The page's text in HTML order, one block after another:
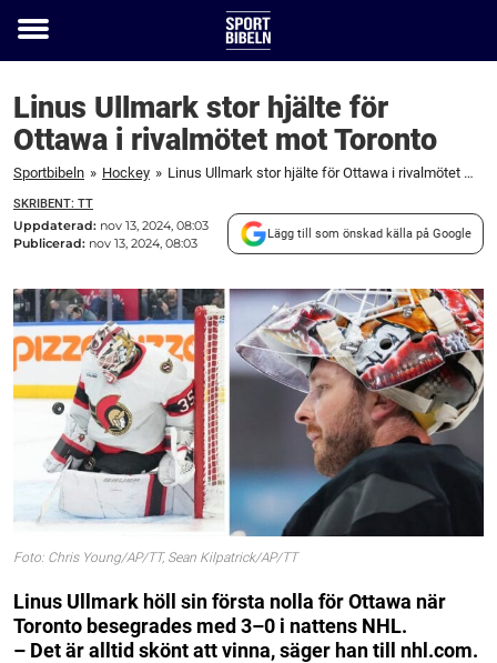
Toggle
Linus Ullmark stor hjälte för
Ottawa i rivalmötet mot Toronto
Sportbibeln » Hockey » Linus Ullmark stor hjälte för Ottawa i rivalmötet mot Toronto
SKRIBENT: TT
Uppdaterad: nov 13, 2024, 08:03
Publicerad: nov 13, 2024, 08:03
Lägg till som önskad källa på Google
Foto: Chris Young/AP/TT, Sean Kilpatrick/AP/TT
Linus Ullmark höll sin första nolla för Ottawa när
Toronto besegrades med 3–0 i nattens NHL.
– Det är alltid skönt att vinna, säger han till nhl.com.